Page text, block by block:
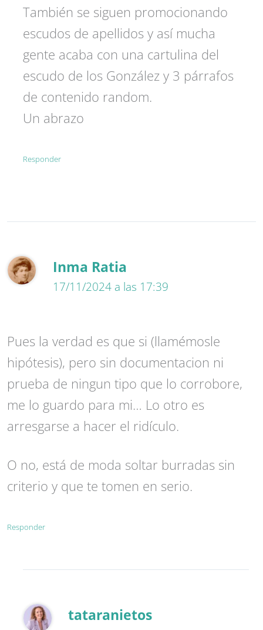
También se siguen promocionando
escudos de apellidos y así mucha
gente acaba con una cartulina del
escudo de los González y 3 párrafos
de contenido random.
Un abrazo
Responder
Inma Ratia
17/11/2024 a las 17:39
Pues la verdad es que si (llamémosle
hipótesis), pero sin documentacion ni
prueba de ningun tipo que lo corrobore,
me lo guardo para mi… Lo otro es
arresgarse a hacer el ridículo.
O no, está de moda soltar burradas sin
criterio y que te tomen en serio.
Responder
tataranietos